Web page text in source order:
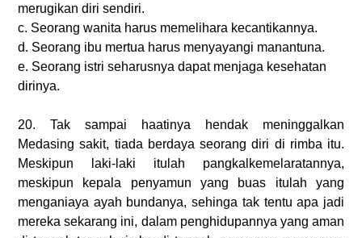
merugikan diri sendiri.
c. Seorang wanita harus memelihara kecantikannya.
d. Seorang ibu mertua harus menyayangi manantuna.
e. Seorang istri seharusnya dapat menjaga kesehatan
dirinya.
20. Tak sampai haatinya hendak meninggalkan
Medasing sakit, tiada berdaya seorang diri di rimba itu.
Meskipun laki-laki itulah pangkalkemelaratannya,
meskipun kepala penyamun yang buas itulah yang
menganiaya ayah bundanya, sehinga tak tentu apa jadi
mereka sekarang ini, dalam penghidupannya yang aman